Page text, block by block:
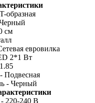
образная
см
евровилка
2*1 Вт
Подвесная
- Черный
220-240 В